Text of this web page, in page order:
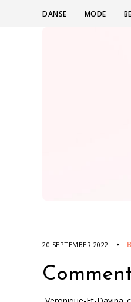
DANSE MODE
20 SEPTEMBER 2022